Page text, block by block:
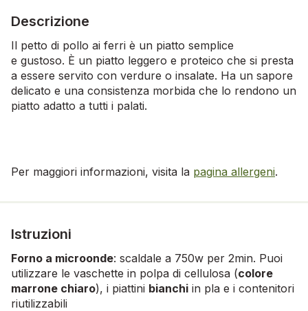
Descrizione
Il petto di pollo ai ferri è un piatto semplice
e gustoso. È un piatto leggero e proteico che si presta
a essere servito con verdure o insalate. Ha un sapore
delicato e una consistenza morbida che lo rendono un
piatto adatto a tutti i palati.
Per maggiori informazioni, visita la pagina allergeni.
Istruzioni
Forno a microonde: scaldale a 750w per 2min. Puoi
utilizzare le vaschette in polpa di cellulosa (colore
marrone chiaro), i piattini bianchi in pla e i contenitori
riutilizzabili